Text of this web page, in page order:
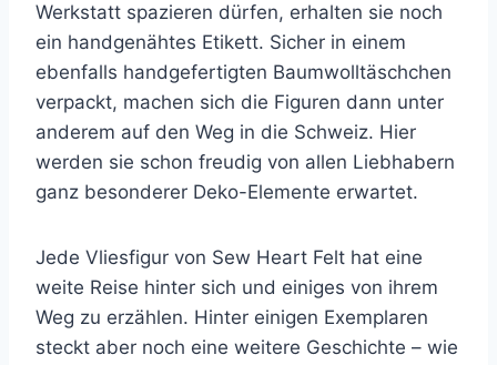
Werkstatt spazieren dürfen, erhalten sie noch
ein handgenähtes Etikett. Sicher in einem
ebenfalls handgefertigten Baumwolltäschchen
verpackt, machen sich die Figuren dann unter
anderem auf den Weg in die Schweiz. Hier
werden sie schon freudig von allen Liebhabern
ganz besonderer Deko-Elemente erwartet.
Jede Vliesfigur von Sew Heart Felt hat eine
weite Reise hinter sich und einiges von ihrem
Weg zu erzählen. Hinter einigen Exemplaren
steckt aber noch eine weitere Geschichte – wie